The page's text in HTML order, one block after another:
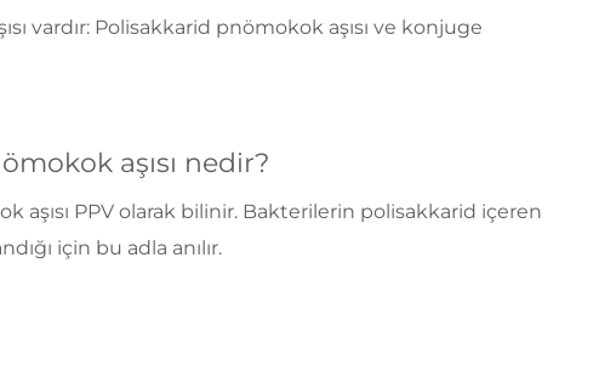
vardır: Polisakkarid pnömokok aşısı ve konjuge
aşısı nedir?
aşısı PPV olarak bilinir. Bakterilerin polisakkarid içeren
için bu adla anılır.